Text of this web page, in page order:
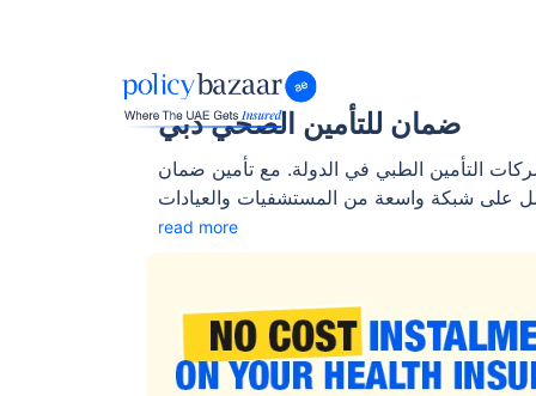
ضمان للتأمين الصحي دبي
التأمين الطبي في الدولة. مع تأمين ضمان
على شبكة واسعة من المستشفيات والعيادات
مجموعة واسعة من الخطط لتناسب أنماط الحياة
إلى الخطط الشاملة ذات المزايا الدولية. إنها
read more